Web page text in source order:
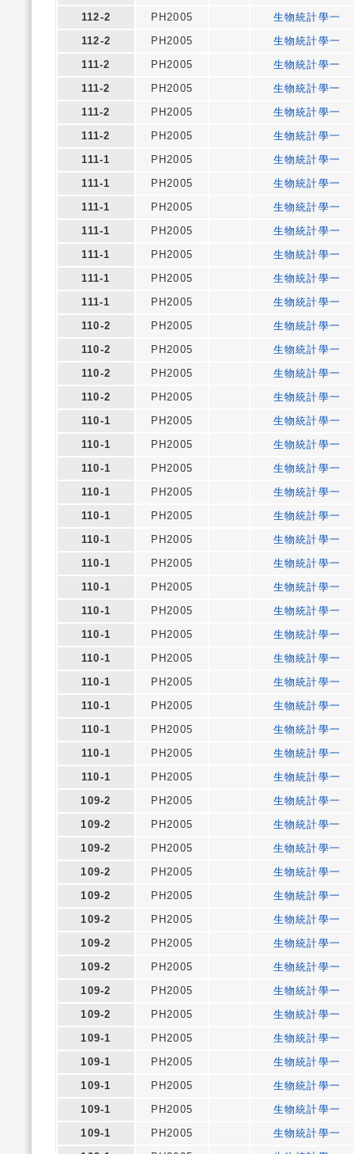
112-2
PH2005
生物統計學一
112-2
PH2005
生物統計學一
111-2
PH2005
生物統計學一
111-2
PH2005
生物統計學一
111-2
PH2005
生物統計學一
111-2
PH2005
生物統計學一
111-1
PH2005
生物統計學一
111-1
PH2005
生物統計學一
111-1
PH2005
生物統計學一
111-1
PH2005
生物統計學一
111-1
PH2005
生物統計學一
111-1
PH2005
生物統計學一
111-1
PH2005
生物統計學一
110-2
PH2005
生物統計學一
110-2
PH2005
生物統計學一
110-2
PH2005
生物統計學一
110-2
PH2005
生物統計學一
110-1
PH2005
生物統計學一
110-1
PH2005
生物統計學一
110-1
PH2005
生物統計學一
110-1
PH2005
生物統計學一
110-1
PH2005
生物統計學一
110-1
PH2005
生物統計學一
110-1
PH2005
生物統計學一
110-1
PH2005
生物統計學一
110-1
PH2005
生物統計學一
110-1
PH2005
生物統計學一
110-1
PH2005
生物統計學一
110-1
PH2005
生物統計學一
110-1
PH2005
生物統計學一
110-1
PH2005
生物統計學一
110-1
PH2005
生物統計學一
110-1
PH2005
生物統計學一
109-2
PH2005
生物統計學一
109-2
PH2005
生物統計學一
109-2
PH2005
生物統計學一
109-2
PH2005
生物統計學一
109-2
PH2005
生物統計學一
109-2
PH2005
生物統計學一
109-2
PH2005
生物統計學一
109-2
PH2005
生物統計學一
109-2
PH2005
生物統計學一
109-2
PH2005
生物統計學一
109-1
PH2005
生物統計學一
109-1
PH2005
生物統計學一
109-1
PH2005
生物統計學一
109-1
PH2005
生物統計學一
109-1
PH2005
生物統計學一